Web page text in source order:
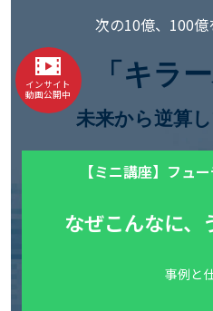
インサイト
動画公開中
次の10億、100
「キラ
未来から逆算
【ミニ講座】フュ
なぜこんなに、
事例と